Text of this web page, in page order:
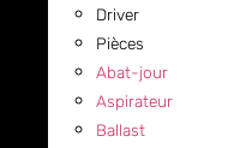
Driver
Pièces
Abat-jour
Aspirateur
Ballast